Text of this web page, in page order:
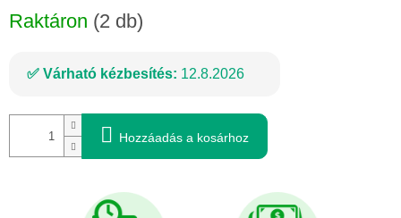
Raktáron (2 db)
Várható kézbesítés: 12.8.2026
Hozzáadás a kosárhoz